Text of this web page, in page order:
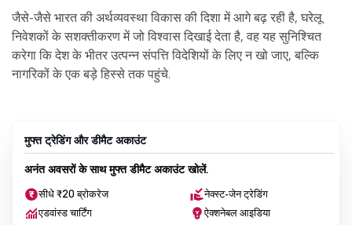
जैसे-जैसे भारत की अर्थव्यवस्था विकास की दिशा में आगे बढ़ रही है, घरेलू
निवेशकों के सशक्तीकरण में जो विश्वास दिखाई देता है, वह यह सुनिश्चित
करेगा कि देश के भीतर उत्पन्न संपत्ति विदेशियों के लिए न खो जाए, बल्कि
नागरिकों के एक बड़े हिस्से तक पहुंचे.
मुफ्त ट्रेडिंग और डीमैट अकाउंट
अनंत अवसरों के साथ मुफ्त डीमैट अकाउंट खोलें.
सीधे ₹20 ब्रोकरेज
नेक्स्ट-जेन ट्रेडिंग
एडवांस्ड चार्टिंग
ऐक्शनेबल आइडिया